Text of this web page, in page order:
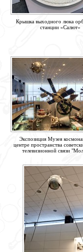
Крышка выходного люка
станции «Салют»
Экспозиция Музея
центре пространства
телевизионной связи